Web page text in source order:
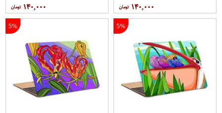
۱۴۰,۰۰۰ ۱۴۰,۰۰۰
5%
5%